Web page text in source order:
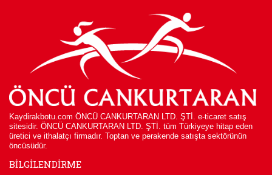
Kaydirakbotu.com ÖNCÜ CANKURTARAN LTD. ŞTİ. e-ticaret satış
sitesidir. ÖNCÜ CANKURTARAN LTD. ŞTİ. tüm Türkiyeye hitap eden
üretici ve ithalatçı firmadır. Toptan ve perakende satışta sektörünün
öncüsüdür.
BİLGİLENDİRME